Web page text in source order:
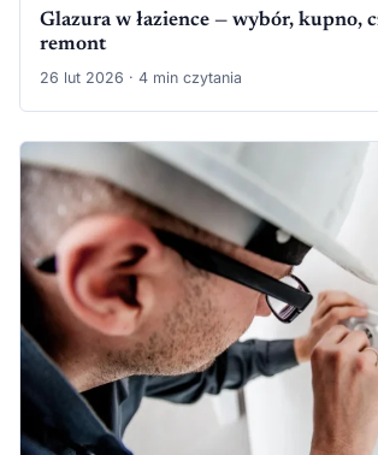
Glazura w łazience — wybór, kupno,
remont
26 lut 2026 · 4 min czytania